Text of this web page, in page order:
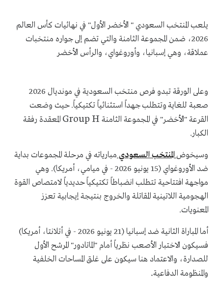
يلعب المنتخب السعودي " الأخضر الأول" في نهائيات كأس العالم
2026، ضمن المجموعة الثامنة والتي تضم إلى جواره منتخبات
عملاقة، وهي إسبانيا، وأوروغواي، والرأس الأخضر
وعلى الورقة تبدو فرص منتخب السعودية في مونديال 2026
صعبة للغاية وتتطلب جهداً استثنائياً تكتيكياً. حيث وضعت
القرعة "الأخضر" في المجموعة الثامنة Group H المعقدة رفقة
الكبار.
وسيخوضالمنتخب السعودي مبارياته في مرحلة المجموعات بداية
ضد الأوروغواي (15 يونيو 2026 - في ميامي، أمريكا). وهي
مواجهة افتتاحية تتطلب انضباطاً تكتيكياً حديدياً لامتصاص القوة
الهجومية اللاتينية المقاتلة والخروج بنتيجة إيجابية تعزز
المعنويات.
أما المباراة الثانية ضد إسبانيا (21 يونيو 2026 - في أتلانتا، أمريكا)
فسيكون الاختبار الأصعب نظرياً أمام "الماتادور" المرشح الأول
للصدارة، والاعتماد هنا سيكون على غلق المساحات الخلفية
والمنظومة الدفاعية.